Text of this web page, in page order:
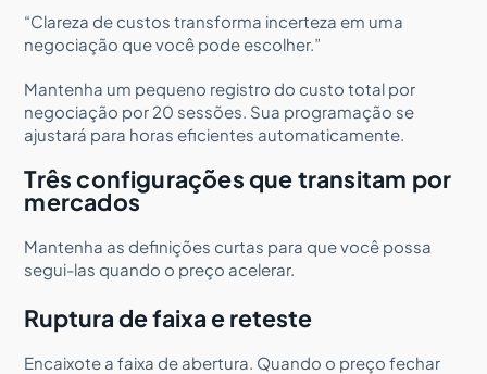
“Clareza de custos transforma incerteza em uma
negociação que você pode escolher.”
Mantenha um pequeno registro do custo total por
negociação por 20 sessões. Sua programação se
ajustará para horas eficientes automaticamente.
Três configurações que transitam por
mercados
Mantenha as definições curtas para que você possa
segui-las quando o preço acelerar.
Ruptura de faixa e reteste
Encaixote a faixa de abertura. Quando o preço fechar